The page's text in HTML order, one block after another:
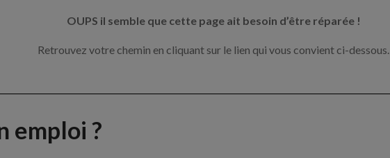
OUPS il semble que cette page ait besoin d’être réparée !
Retrouvez votre chemin en cliquant sur le lien qui vous convient ci-dessous.
emploi ?